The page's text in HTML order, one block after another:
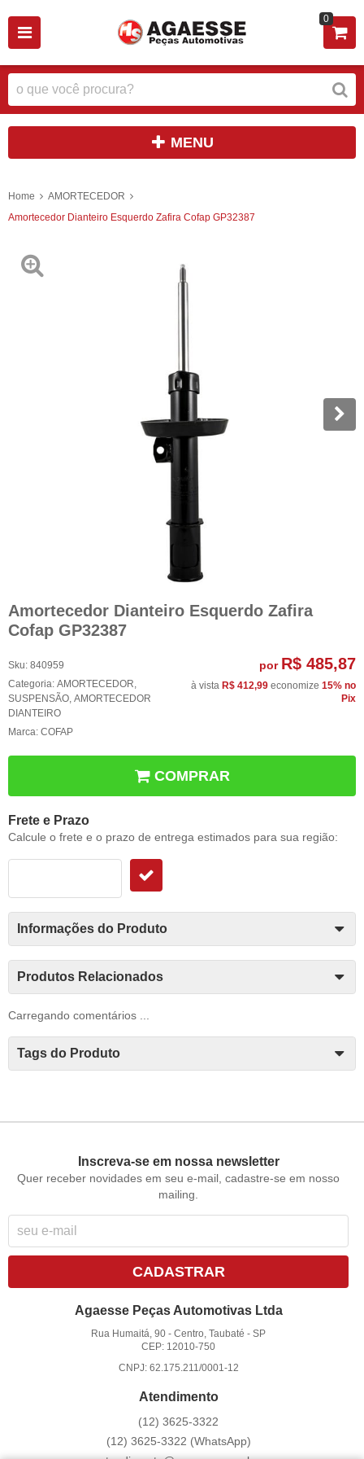
0
MENU
Home
AMORTECEDOR
Amortecedor Dianteiro Esquerdo Zafira Cofap GP32387
Amortecedor Dianteiro Esquerdo Zafira
Cofap GP32387
Sku: 840959
Categoria: AMORTECEDOR,
SUSPENSÃO, AMORTECEDOR
DIANTEIRO
Marca: COFAP
por R$ 485,87
à vista R$ 412,99 economize 15% no
Pix
COMPRAR
Frete e Prazo
Calcule o frete e o prazo de entrega estimados para sua região:
Informações do Produto
Produtos Relacionados
Carregando comentários ...
Tags do Produto
Inscreva-se em nossa newsletter
Quer receber novidades em seu e-mail, cadastre-se em nosso
mailing.
CADASTRAR
Agaesse Peças Automotivas Ltda
Rua Humaitá, 90 -Centro, Taubaté -SP
CEP: 12010-750
CNPJ: 62.175.211/0001-12
Atendimento
(12) 3625-3322
(12) 3625-3322 (WhatsApp)